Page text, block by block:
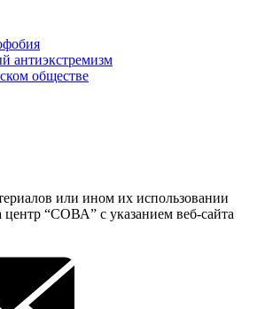
антиэкстремизм
обществе
или ином их использовании
центр “СОВА” с указанием веб-сайта